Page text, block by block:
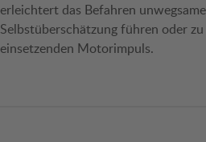
erleichtert das Befahren
Selbstüberschätzung führen oder
einsetzenden Motorimpuls.